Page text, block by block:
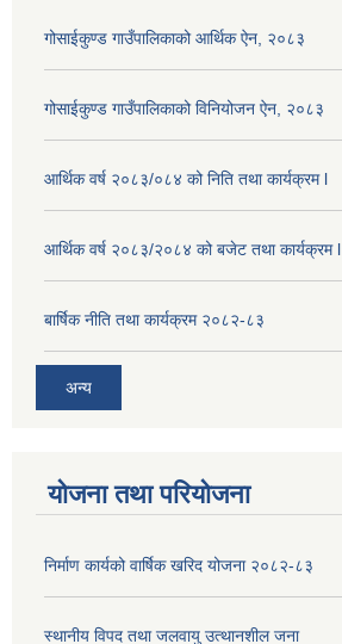
गोसाईकुण्ड गाउँपालिकाको आर्थिक ऐन, २०८३
गोसाईकुण्ड गाउँपालिकाको विनियोजन ऐन, २०८३
आर्थिक वर्ष २०८३/०८४ को निति तथा कार्यक्रम l
आर्थिक वर्ष २०८३/२०८४ को बजेट तथा कार्यक्रम l
बार्षिक नीति तथा कार्यक्रम २०८२-८३
अन्य
योजना तथा परियोजना
निर्माण कार्यको वार्षिक खरिद योजना २०८२-८३
स्थानीय विपद तथा जलवायु उत्थानशील जना